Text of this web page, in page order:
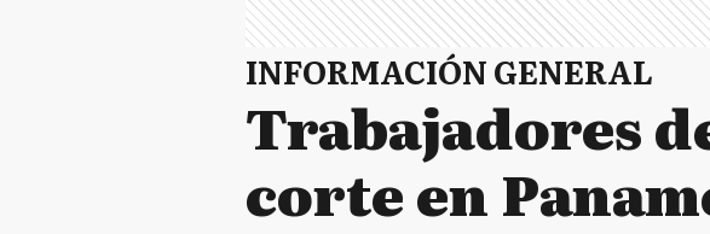
INFORMACIÓN GENERAL
Trabajadores
corte en